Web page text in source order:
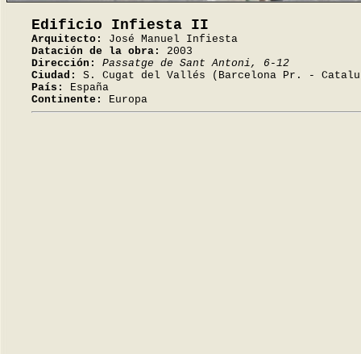
Edificio Infiesta II
Arquitecto:
José Manuel Infiesta
Datación de la obra:
2003
Dirección:
Passatge de Sant Antoni, 6-12
Ciudad:
S. Cugat del Vallés (Barcelona Pr. -
País:
España
Continente:
Europa